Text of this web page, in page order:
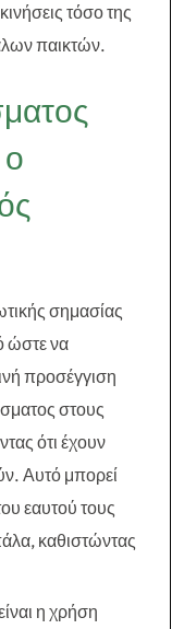
τόσο της
παικτών.
σημασίας
ώστε να
προσέγγιση
στους
ότι έχουν
Αυτό μπορεί
εαυτού τους
καθιστώντας
η χρήση